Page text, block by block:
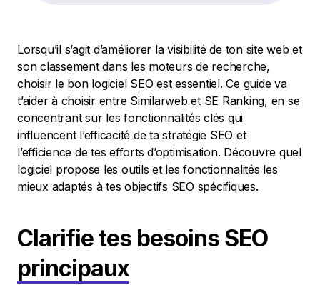
Lorsqu’il s’agit d’améliorer la visibilité de ton site web et
son classement dans les moteurs de recherche,
choisir le bon logiciel SEO est essentiel. Ce guide va
t’aider à choisir entre Similarweb et SE Ranking, en se
concentrant sur les fonctionnalités clés qui
influencent l’efficacité de ta stratégie SEO et
l’efficience de tes efforts d’optimisation. Découvre quel
logiciel propose les outils et les fonctionnalités les
mieux adaptés à tes objectifs SEO spécifiques.
Clarifie tes besoins SEO
principaux